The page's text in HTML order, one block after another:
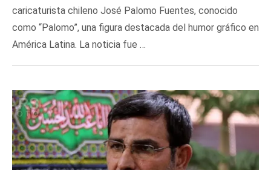
caricaturista chileno José Palomo Fuentes, conocido
como “Palomo”, una figura destacada del humor gráfico en
América Latina. La noticia fue …